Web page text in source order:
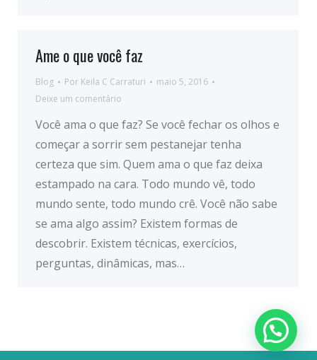
Ame o que você faz
Blog Por Keila C Carraturi
maio 5, 2016
Deixe um comentário
Você ama o que faz? Se você fechar os olhos e
começar a sorrir sem pestanejar tenha
certeza que sim. Quem ama o que faz deixa
estampado na cara. Todo mundo vê, todo
mundo sente, todo mundo crê. Você não sabe
se ama algo assim? Existem formas de
descobrir. Existem técnicas, exercícios,
perguntas, dinâmicas, mas…